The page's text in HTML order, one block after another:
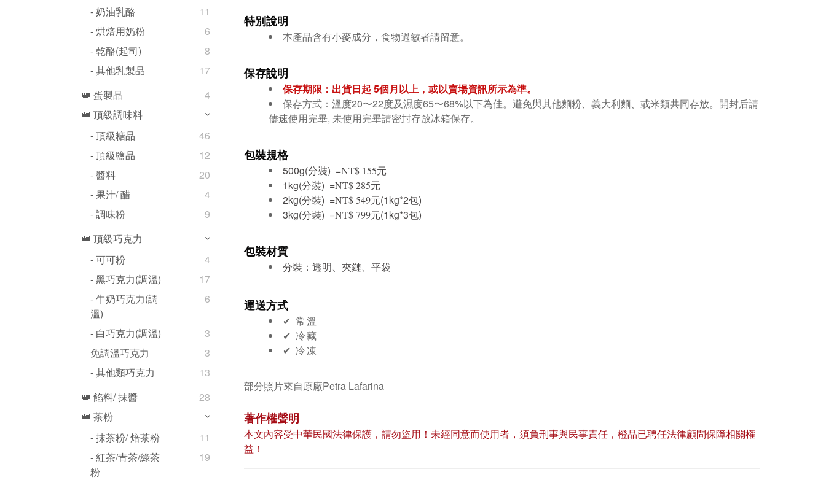
- 奶油乳酪
11
- 烘焙用奶粉
6
- 乾酪(起司)
8
- 其他乳製品
17
👑 蛋製品
4
👑 頂級調味料
- 頂級糖品
46
- 頂級鹽品
12
- 醬料
20
- 果汁/ 醋
4
- 調味粉
9
👑 頂級巧克力
- 可可粉
4
- 黑巧克力(調溫)
17
- 牛奶巧克力(調
溫)
6
- 白巧克力(調溫)
3
免調溫巧克力
3
- 其他類巧克力
13
👑 餡料/ 抹醬
28
👑 茶粉
- 抹茶粉/ 焙茶粉
11
- 紅茶/青茶/綠茶
粉
19
特別說明
本產品含有小麥成分，食物過敏者請留意。
保存說明
保存期限：出貨日起 5個月以上，或以賣場資訊所示為準。
保存方式： 溫度20〜22度及濕度65〜68%以下為佳。避免與其他麵粉、義大利麵、或米類共同存放。開封后請
儘速使用完畢, 未使用完畢請密封存放冰箱保存。
包裝規格
500g(分裝) =NT$ 155元
1kg(分裝) =NT$ 285元
2kg(分裝) =NT$ 549元(1kg*2包)
3kg(分裝) =NT$ 799元(1kg*3包)
包裝材質
分裝：透明、夾鏈、平袋
運送方式
✔︎ 常溫
✔︎ 冷藏
✔︎ 冷凍
部分照片來自原廠Petra Lafarina
著作權聲明
本文內容受中華民國法律保護，請勿盜用！未經同意而使用者，須負刑事與民事責任，橙品已聘任法律顧問保障相關權
益！